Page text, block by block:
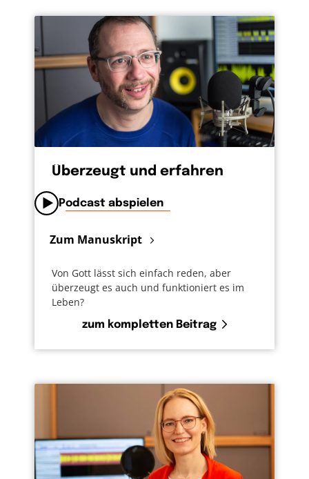
Überzeugt und erfahren
Podcast abspielen
Zum Manuskript
Von Gott lässt sich einfach reden, aber
überzeugt es auch und funktioniert es im
Leben?
zum kompletten Beitrag